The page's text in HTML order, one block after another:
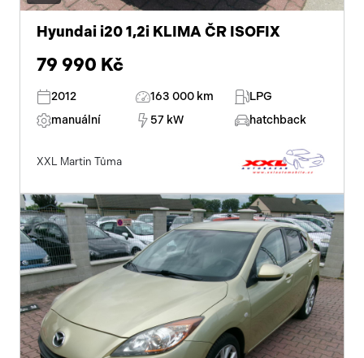
Hyundai i20 1,2i KLIMA ČR ISOFIX
79 990 Kč
2012 163 000 km
LPG
manuální
57 kW hatchback
XXL Martin Tůma